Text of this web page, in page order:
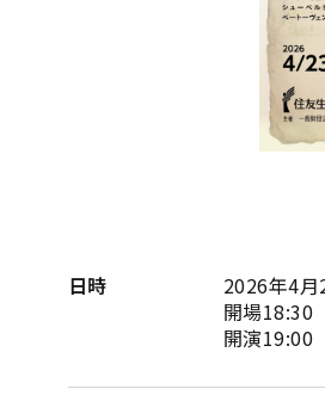
日時
2026年4月
開場18:30
開演19:00